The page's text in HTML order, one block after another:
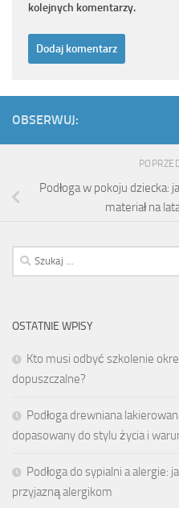
kolejnych komentarzy.
OBSERWUJ:
Podłoga w pokoju dziecka:
materiał na
Szukaj:
OSTATNIE WPISY
Kto musi odbyć szkolenie
dopuszczalne?
Podłoga drewniana
dopasowany do stylu życia i
Podłoga do sypialni a alergie:
przyjazną alergikom